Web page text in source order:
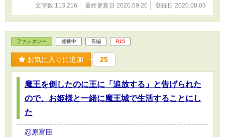
でいたのはまさかの彩芽と彩香。 そして、銀治のトラウマであ
り初恋である相手が銀治の部屋に訪れる……。早く帰って欲しい銀
治であったが、圧倒的女子力に負けてしまい倒れてしまった。
銀治が起き、初恋相手との一つ屋根の下にインターホンの音……。
玄関先に待ち受けていたのは彩芽と彩香。 四人が鉢合わせに
なり危うく修羅場に……？？？ 主人公銀治と彩芽、彩香、初恋
の相手も含めたすれ違いつつも惹かれ合っていく王道ラブコメ！？
文字数 113,216 最終更新日 2020.09.20 登録日 2020.08.03
ファンタジー 連載中 長編 R15
お気に入りに追加 25
魔王を倒したのに王に「追放する」と告げられた
ので、お姫様と一緒に魔王城で生活することにし
た
忍原富臣